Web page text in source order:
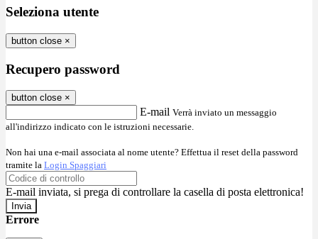
Seleziona utente
button close ×
Recupero password
button close ×
E-mail Verrà inviato un messaggio
all'indirizzo indicato con le istruzioni necessarie.
Non hai una e-mail associata al nome utente? Effettua il reset della password
tramite la Login Spaggiari
E-mail inviata, si prega di controllare la casella di posta elettronica!
Errore